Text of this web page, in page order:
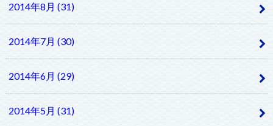
2014年8月 (31)
2014年7月 (30)
2014年6月 (29)
2014年5月 (31)